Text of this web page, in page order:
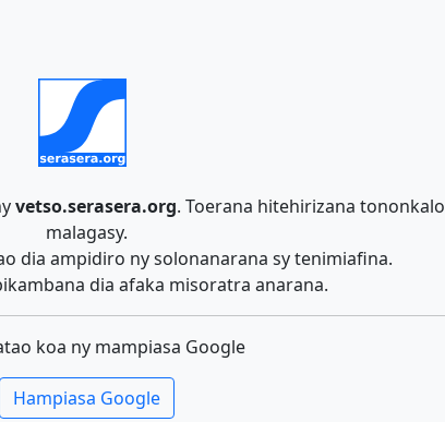
vetso.serasera.org. Toerana hitehirizana tononkalo
malagasy.
dia ampidiro ny solonanarana sy tenimiafina.
dia afaka misoratra anarana.
koa ny mampiasa Google
Hampiasa Google